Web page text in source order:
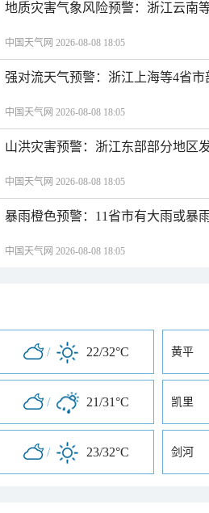
地质灾害气象风险预警：浙江云南
中国天气网 2026-08-08 18:05
强对流天气预警：浙江上海等4省
中国天气网 2026-08-08 18:05
山洪灾害预警：浙江东部部分地区
中国天气网 2026-08-08 18:05
暴雨橙色预警：11省市有大雨或暴
中国天气网 2026-08-08 18:05
/ 22/32°C 黄平
/ 21/31°C 凯里
/ 23/32°C 剑河